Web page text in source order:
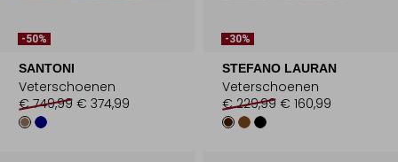
-50%
SANTONI
Veterschoenen
€ 749,99 € 374,99
-30%
STEFANO LAURAN
Veterschoenen
€ 229,99 € 160,99